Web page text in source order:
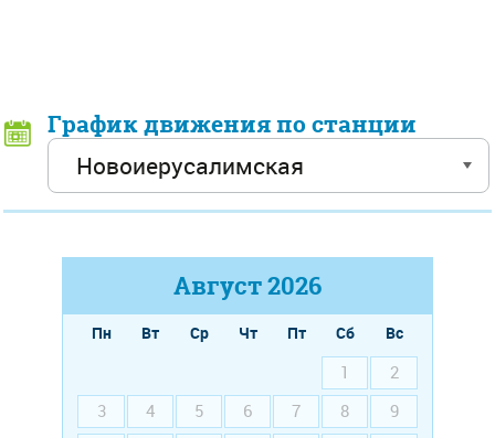
График движения по станции
Август2026
Пн Вт Ср Чт Пт Сб
Вс
1
2
3
4 5 6 7 8
9